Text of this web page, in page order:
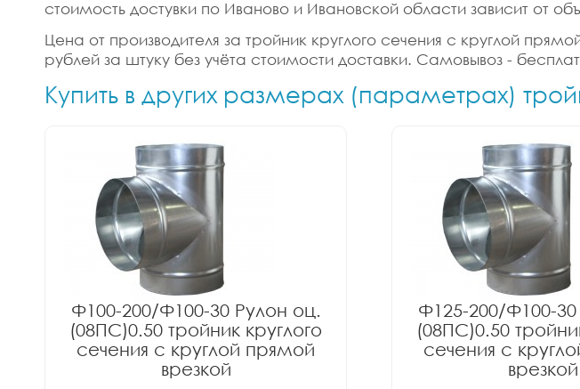
стоимость достувки по Иваново и Ивановской области зависит от
Цена от производителя за тройник круглого сечения с круглой
рублей за штуку без учёта стоимости доставки. Самовывоз -
Купить в других размерах (параметрах)
Ф100-200/Ф100-30 Рулон оц.
(08ПС)0.50 тройник круглого
сечения с круглой прямой
врезкой
Ф125-200/Ф100-
(08ПС)0.50
сечения с
врезкой